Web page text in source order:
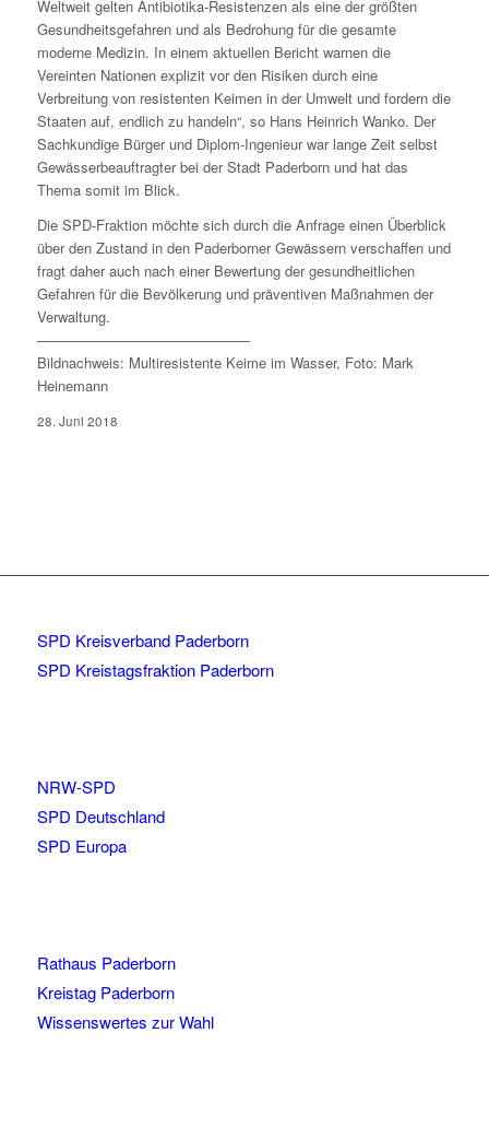
Weltweit gelten Antibiotika-Resistenzen als eine der größten
Gesundheitsgefahren und als Bedrohung für die gesamte
moderne Medizin. In einem aktuellen Bericht warnen die
Vereinten Nationen explizit vor den Risiken durch eine
Verbreitung von resistenten Keimen in der Umwelt und fordern die
Staaten auf, endlich zu handeln“, so Hans Heinrich Wanko. Der
Sachkundige Bürger und Diplom-Ingenieur war lange Zeit selbst
Gewässerbeauftragter bei der Stadt Paderborn und hat das
Thema somit im Blick.
Die SPD-Fraktion möchte sich durch die Anfrage einen Überblick
über den Zustand in den Paderborner Gewässern verschaffen und
fragt daher auch nach einer Bewertung der gesundheitlichen
Gefahren für die Bevölkerung und präventiven Maßnahmen der
Verwaltung.
———————————————
Bildnachweis: Multiresistente Keime im Wasser, Foto: Mark
Heinemann
28. Juni 2018
SPD Kreisverband Paderborn
SPD Kreistagsfraktion Paderborn
NRW-SPD
SPD Deutschland
SPD Europa
Rathaus Paderborn
Kreistag Paderborn
Wissenswertes zur Wahl